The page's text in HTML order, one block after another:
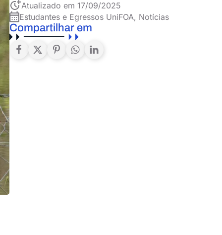
Atualizado em 17/09/2025
Estudantes e Egressos UniFOA, Notícias
Compartilhar em